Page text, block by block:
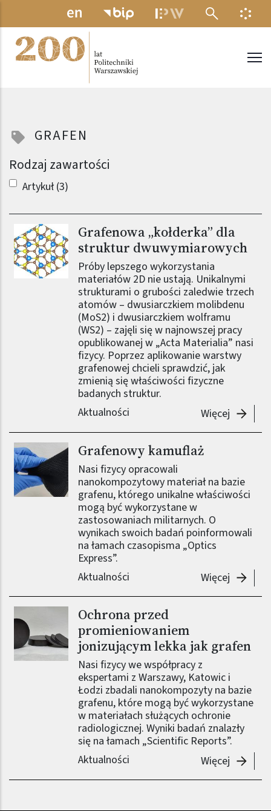
Przejdź do treści
MENU
GRAFEN
Rodzaj zawartości
Artykuł (3)
Obraz (old)
Grafenowa „kołderka” dla
struktur dwuwymiarowych
Próby lepszego wykorzystania
materiałów 2D nie ustają. Unikalnymi
strukturami o grubości zaledwie trzech
atomów – dwusiarczkiem molibdenu
(MoS2) i dwusiarczkiem wolframu
(WS2) – zajęli się w najnowszej pracy
opublikowanej w „Acta Materialia” nasi
fizycy. Poprzez aplikowanie warstwy
grafenowej chcieli sprawdzić, jak
zmienią się właściwości fizyczne
badanych struktur.
Aktualności
Więcej
Grafenowy kamuflaż
Nasi fizycy opracowali
nanokompozytowy materiał na bazie
grafenu, którego unikalne właściwości
mogą być wykorzystane w
zastosowaniach militarnych. O
wynikach swoich badań poinformowali
na łamach czasopisma „Optics
Express”.
Aktualności
Więcej
Ochrona przed
promieniowaniem
jonizującym lekka jak grafen
Nasi fizycy we współpracy z
ekspertami z Warszawy, Katowic i
Łodzi zbadali nanokompozyty na bazie
grafenu, które mogą być wykorzystane
w materiałach służących ochronie
radiologicznej. Wyniki badań znalazły
się na łamach „Scientific Reports”.
Aktualności
Więcej